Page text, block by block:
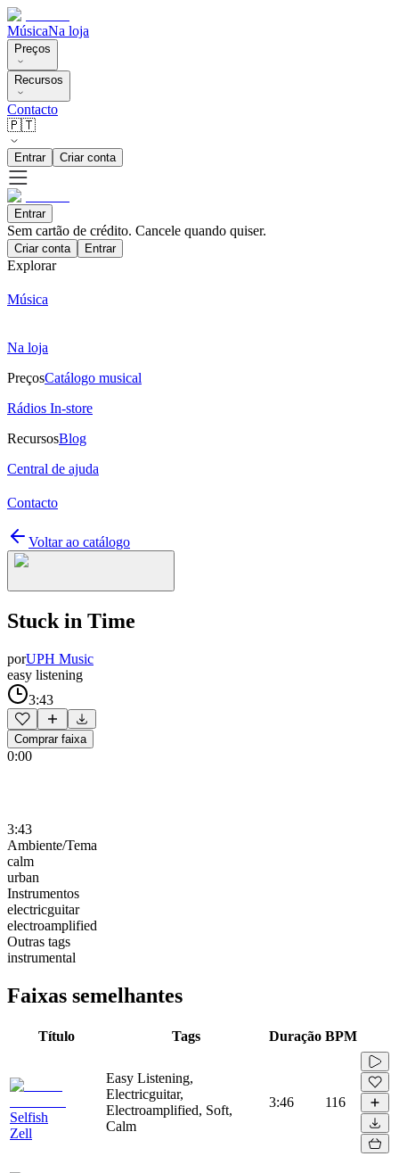
MúsicaNa loja
Preços
Recursos
Contacto
🇵🇹
Entrar Criar conta
Entrar
Sem cartão de crédito. Cancele quando quiser.
Criar conta Entrar
Explorar
Música
Na loja
PreçosCatálogo musical
Rádios In-store
RecursosBlog
Central de ajuda
Contacto
Voltar ao catálogo
Stuck in Time
porUPH Music
easy listening
3:43
Comprar faixa
0:00
3:43
Ambiente/Tema
calm
urban
Instrumentos
electricguitar
electroamplified
Outras tags
instrumental
Faixas semelhantes
Título Tags Duração BPM
Selfish
Zell
Easy Listening,
Electricguitar,
Electroamplified, Soft,
Calm
3:46 116